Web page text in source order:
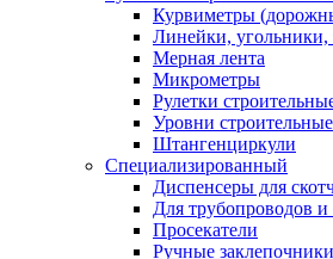
Курвиметры
Линейки, угольники,
Мерная лента
Микрометры
Рулетки
Уровни строительные
Штангенциркули
Специализированный
Диспенсеры для
Для трубопроводов и
Просекатели
Ручные заклепочники